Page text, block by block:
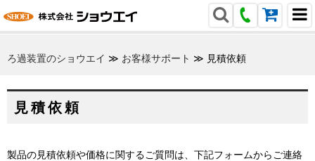
ろ過装置のショウエイ ≫ お客様サポート ≫ 見積依頼
見積依頼
製品の見積依頼や価格に関するご質問は、下記フォームからご連絡